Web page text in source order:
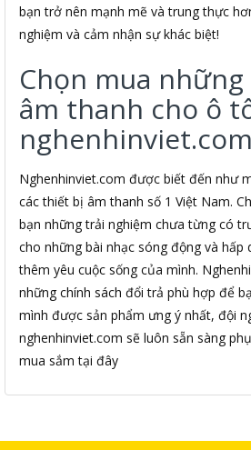
bạn trở nên mạnh mẽ và trung thực
nghiệm và cảm nhận sự khác biệt!
Chọn mua
âm thanh cho ô
nghenhinviet.com
Nghenhinviet.com được biết đến như
các thiết bị âm thanh số 1 Việt Nam.
bạn những trải nghiệm chưa từng có
cho những bài nhạc sóng động và hấp
thêm yêu cuộc sống của mình.
những chính sách đổi trả phù hợp để
mình được sản phẩm ưng ý nhất, đội
nghenhinviet.com sẽ luôn sẵn sàng
mua sắm tại đây